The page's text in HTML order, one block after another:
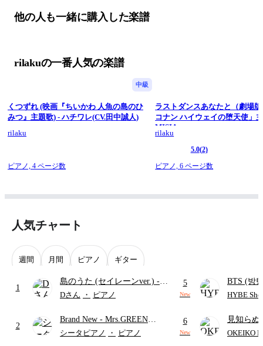
他の人も一緒に購入した楽譜
rilakuの一番人気の楽譜
中級
くつずれ (映画『ちいかわ 人魚の島のひ
みつ』主題歌) - ハチワレ(CV.田中誠人)
rilaku
ピアノ, 4 ページ数
ラストダンスあなたと（劇場
コナン ハイウェイの堕天使」
MISIA
rilaku
5.0(2)
ピアノ,6 ページ数
人気チャート
週間 月間 ピアノ ギター
1
島のうた (セイレーンver.) -
セイレーン(CV.鈴木みのり)
ード・ペダル付き/『映画ちい
かわ 人魚の島のひみつ』よ
Dさん ・ ピアノ
2
Brand New - Mrs.GREEN
APPLE
シータピアノ ・ ピアノ
5
New
BTS (방
HYBE
6
New
見知ら
ャツが乾
OKEIKO